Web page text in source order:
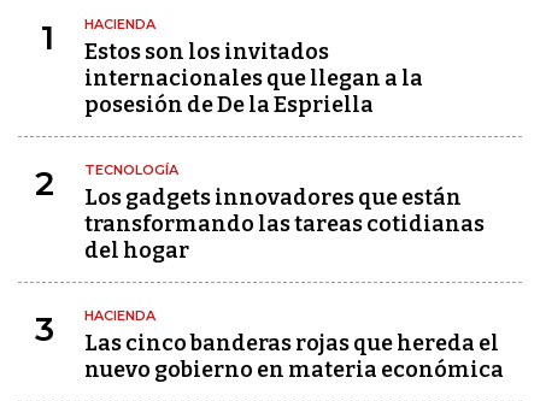
1 HACIENDA
Estos son los invitados
internacionales que llegan a la
posesión de De la Espriella
2 TECNOLOGÍA
Los gadgets innovadores que están
transformando las tareas cotidianas
del hogar
3 HACIENDA
Las cinco banderas rojas que hereda el
nuevo gobierno en materia económica